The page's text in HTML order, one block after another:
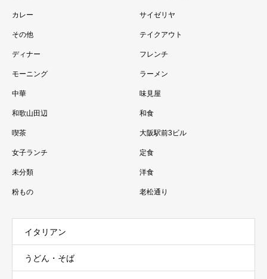
カレー サイゼリヤ
その他 テイクアウト
ディナー フレンチ
モーニング ラーメン
中華 味見屋
和歌山田辺 和食
喫茶 大阪駅前3ビル
女子ランチ 定食
未分類 洋食
粉もの 老松通り
イタリアン
うどん・そば